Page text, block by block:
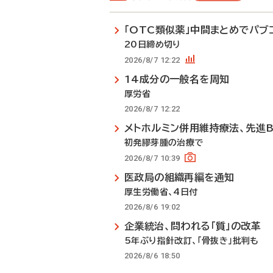
「OTC類似薬」中間まとめでパブ
20日締め切り
2026/8/7 12:22
14成分の一般名を周知
厚労省
2026/8/7 12:22
メトホルミン併用維持療法、先進
初発膠芽腫の治療で
2026/8/7 10:39
医政局の組織再編を通知
厚生労働省、4日付
2026/8/6 19:02
企業統治、問われる「質」の改革
5年ぶり指針改訂、「骨抜き」批判も
2026/8/6 18:50